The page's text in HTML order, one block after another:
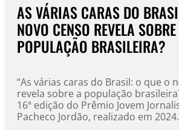
AS VÁRIAS CARAS DO
NOVO CENSO REVELA
POPULAÇÃO BRASILEIRA?
“As várias caras do Brasil: o que o
revela sobre a população
16ª edição do Prêmio Jovem
Pacheco Jordão, realizado em 2024.